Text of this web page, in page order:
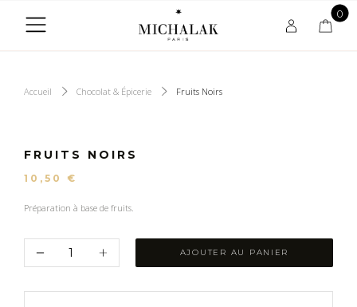
0
Accueil Chocolat & Épicerie Fruits Noirs
FRUITS NOIRS
10,50 €
Préparation à base de fruits.
AJOUTER AU PANIER